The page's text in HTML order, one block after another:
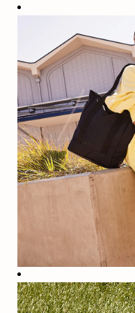
Ihre
Gesundheit
sowie Ihr
finanzielles,
soziales und
emotionales
Wohlbefinden
hängen alle
miteinander
zusammen.
Aus diesem
Grund bieten
wir ein
umfassendes